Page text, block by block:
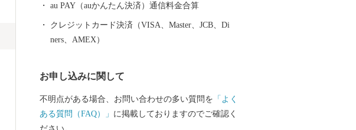
au PAY（auかんたん決済）通信料金合算
クレジットカード決済（VISA、Master、JCB、Di
ners、AMEX）
お申し込みに関して
不明点がある場合、お問い合わせの多い質問を 「よく
ある質問（FAQ）」 に掲載しておりますのでご確認く